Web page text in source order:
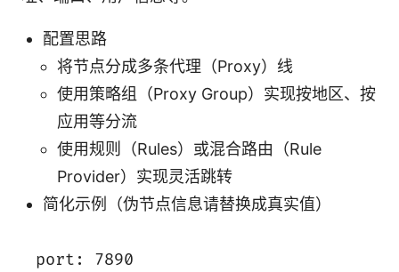
配置思路
将节点分成多条代理（Proxy）线
使用策略组（Proxy Group）实现按地区、按
应用等分流
使用规则（Rules）或混合路由（Rule
Provider）实现灵活跳转
简化示例（伪节点信息请替换成真实值）
port: 7890